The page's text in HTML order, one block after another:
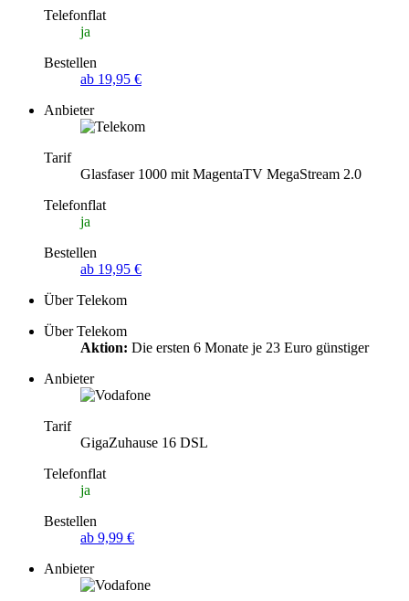
Telefonflat
ja
Bestellen
ab 19,95 €
Anbieter
Tarif
Glasfaser 1000 mit MagentaTV MegaStream 2.0
Telefonflat
ja
Bestellen
ab 19,95 €
Über Telekom
Über Telekom
Aktion: Die ersten 6 Monate je 23 Euro günstiger
Anbieter
Tarif
GigaZuhause 16 DSL
Telefonflat
ja
Bestellen
ab 9,99 €
Anbieter